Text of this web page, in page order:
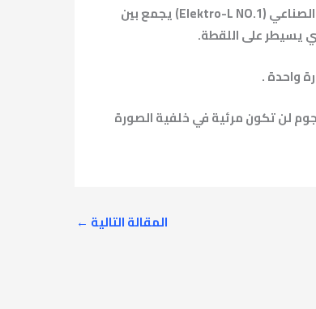
تبدو الألوان في .هذه الصورة مختلفة قليلا عما اعتدنا أن نراه في صور وكالة الفضاء ناسا ، وذلك لأن المستشعر على متن القمر الصناعي (Elektro-L NO.1) يجمع بين
يسيطر على اللقطة.
واحدة .
لن تكون مرئية في خلفية الصورة
المقالة التالية ←